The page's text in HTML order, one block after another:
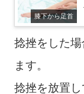
膝下から足首
捻挫をした
ます。
捻挫を放置し